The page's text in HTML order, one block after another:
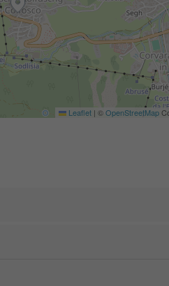
Leaflet | ©OpenStreetMap